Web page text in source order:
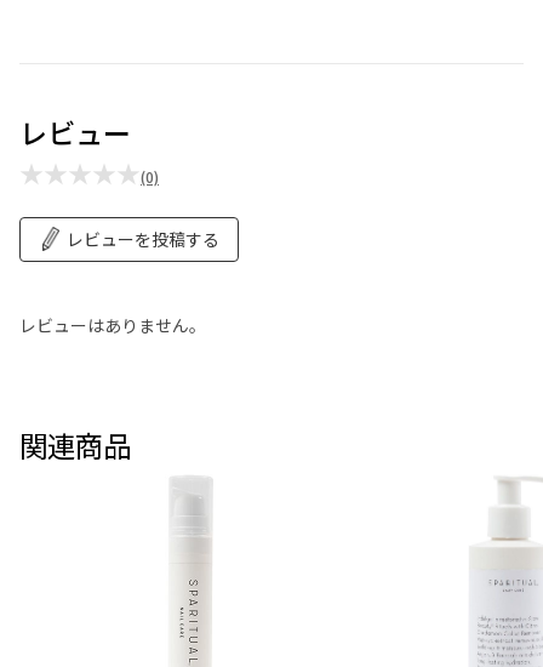
レビュー
★★★★★(0)
レビューを投稿する
レビューはありません。
関連商品